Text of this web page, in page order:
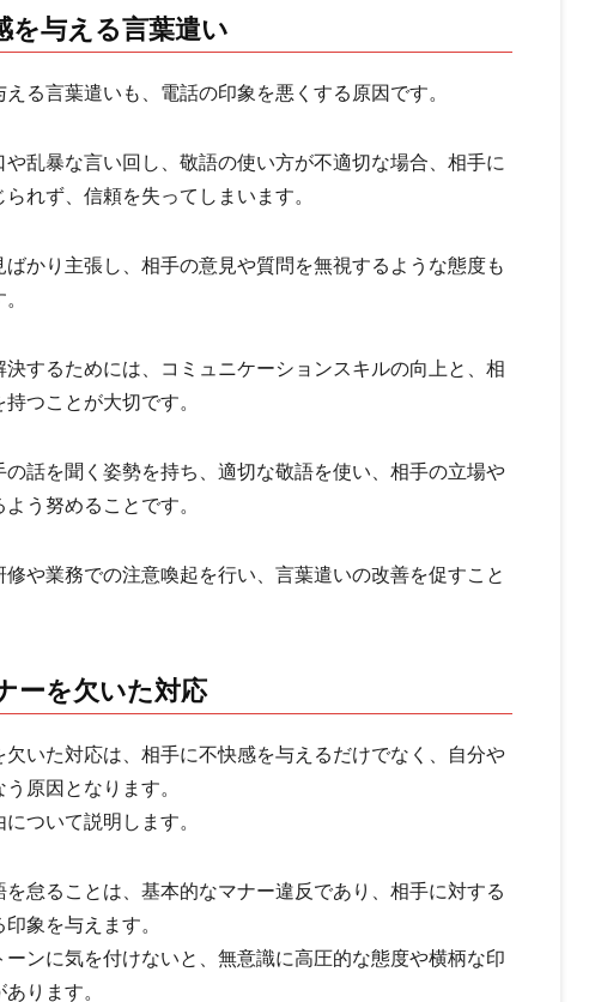
を与える言葉遣い
る言葉遣いも、電話の印象を悪くする原因です。
や乱暴な言い回し、敬語の使い方が不適切な場合、相手に
れず、信頼を失ってしまいます。
ばかり主張し、相手の意見や質問を無視するような態度も
決するためには、コミュニケーションスキルの向上と、相
つことが大切です。
の話を聞く姿勢を持ち、適切な敬語を使い、相手の立場や
う努めることです。
修や業務での注意喚起を行い、言葉遣いの改善を促すこと
ーを欠いた対応
欠いた対応は、相手に不快感を与えるだけでなく、自分や
原因となります。
ついて説明します。
を怠ることは、基本的なマナー違反であり、相手に対する
象を与えます。
ーンに気を付けないと、無意識に高圧的な態度や横柄な印
ります。